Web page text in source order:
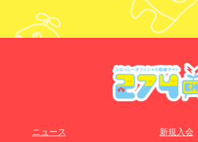
ニュース
新規入会